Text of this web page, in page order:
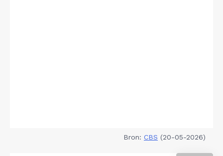
Bron: CBS (20-05-2026)